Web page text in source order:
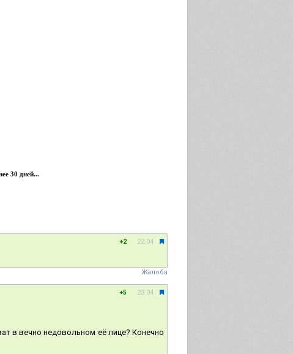
30 дней...
22.04
+2
Жалоба
23.04
+5
в вечно недовольном её лице? Конечно